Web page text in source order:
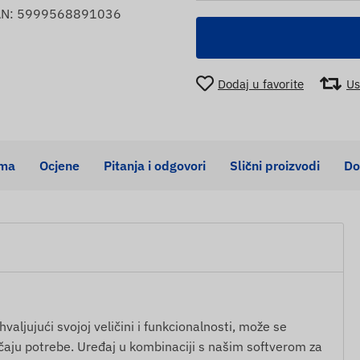
5999568891036
Dodaj u favorite
Ocjene Pitanja i odgovori Slični proizvodi
svojoj veličini i funkcionalnosti, može se
potrebe. Uređaj u kombinaciji s našim softverom za